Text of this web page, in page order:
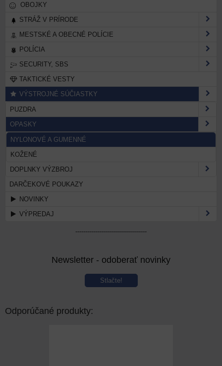
OBOJKY
STRÁŽ V PRÍRODE
MESTSKÉ A OBECNÉ POLÍCIE
POLÍCIA
SECURITY, SBS
TAKTICKÉ VESTY
VÝSTROJNÉ SÚČIASTKY
PUZDRA
OPASKY
NYLONOVÉ A GUMENNÉ
KOŽENÉ
DOPLNKY VÝZBROJ
DARČEKOVÉ POUKAZY
NOVINKY
VÝPREDAJ
------------------------------------
Newsletter - odoberať novinky
Stlačte!
Odporúčané produkty: